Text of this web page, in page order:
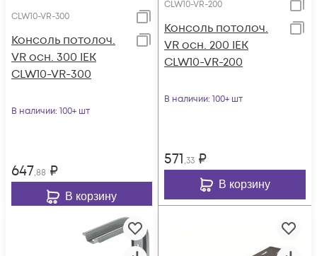
CLW10-VR-300
Консоль потолоч.
VR осн. 300 IEK
CLW10-VR-300
В наличии: 100+ шт
647,88 ₽
В корзину
CLW10-VR-200
Консоль потолоч.
VR осн. 200 IEK
CLW10-VR-200
В наличии: 100+ шт
571,33 ₽
В корзину